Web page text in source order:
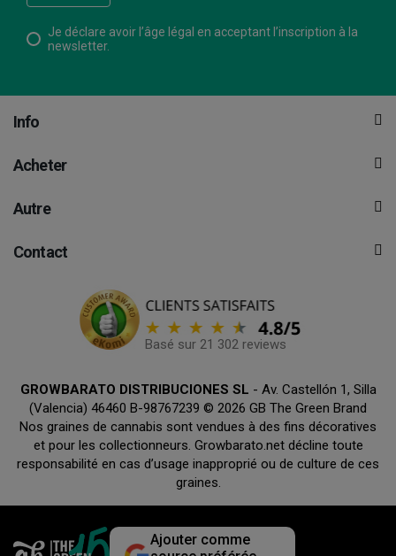
Je déclare avoir l’âge légal en acceptant l’inscription à la
newsletter.
Info
Acheter
Autre
Contact
Basé sur 21 302 reviews
GROWBARATO DISTRIBUCIONES SL - Av. Castellón 1, Silla
(Valencia) 46460 B-98767239 © 2026 GB The Green Brand
Nos graines de cannabis sont vendues à des fins décoratives
et pour les collectionneurs. Growbarato.net décline toute
responsabilité en cas d’usage inapproprié ou de culture de ces
graines.
Ajouter comme